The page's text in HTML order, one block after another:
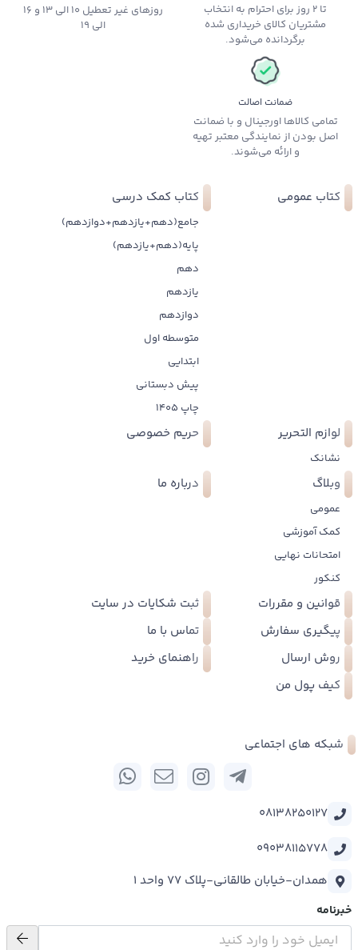
تا 2 روز برای احترام به انتخاب
مشتریان کالای خریداری شده
برگردانده می‌شود.
روزهای غیر تعطیل 10 الی 13 و 16
الی 19
ضمانت اصالت
تمامی کالاها اورجینال و با ضمانت
اصل بودن از نمایندگی معتبر تهیه
و ارائه می‌شوند.
کتاب عمومی کتاب کمک درسی
جامع(دهم+یازدهم+دوازدهم)
پایه(دهم+یازدهم)
دهم
یازدهم
دوازدهم
متوسطه اول
ابتدایی
پیش دبستانی
چاپ 1405
لوازم التحریر
نشانک
حریم خصوصی
وبلاگ
عمومی
کمک آموزشی
امتحانات نهایی
کنکور
درباره ما
قوانین و مقررات
ثبت شکایات در سایت
پیگیری سفارش
تماس با ما
روش ارسال
راهنمای خرید
کیف پول من
شبکه های اجتماعی
08138250127
09038115778
همدان-خیابان طالقانی-پلاک 77 واحد 1
خبرنامه